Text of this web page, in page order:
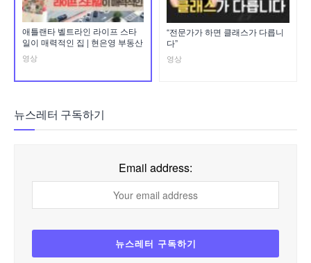
애틀랜타 벨트라인 라이프 스타
일이 매력적인 집 | 현은영 부동산
영상
“전문가가 하면 클래스가 다릅니
다”
영상
뉴스레터 구독하기
Email address: